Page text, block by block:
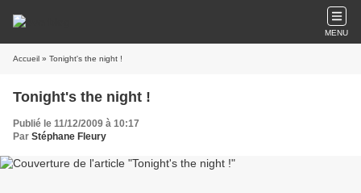
MENU
Accueil » Tonight's the night !
Tonight's the night !
Publié le 11/12/2009 à 10:17
Par Stéphane Fleury